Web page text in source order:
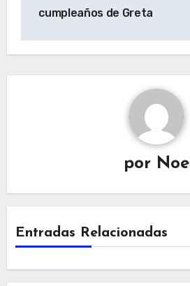
entradas
cumpleaños de Greta
por Noe
Entradas Relacionadas